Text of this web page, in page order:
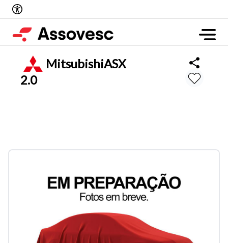
MitsubishiASX
2.0